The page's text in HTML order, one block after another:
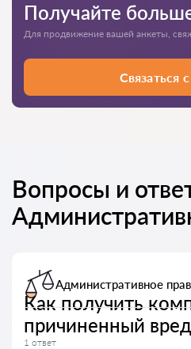
Получайте
Для продвижение вашей анкеты,
Связаться
Вопросы и
Административное
Как получить
причиненный
1 ответ